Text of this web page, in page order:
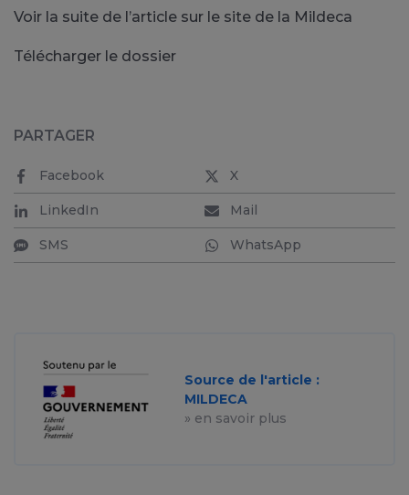
Voir la suite de l’article sur le site de la Mildeca
Télécharger le dossier
PARTAGER
Facebook X
LinkedIn Mail
SMS WhatsApp
Source de l'article :
MILDECA
» en savoir plus